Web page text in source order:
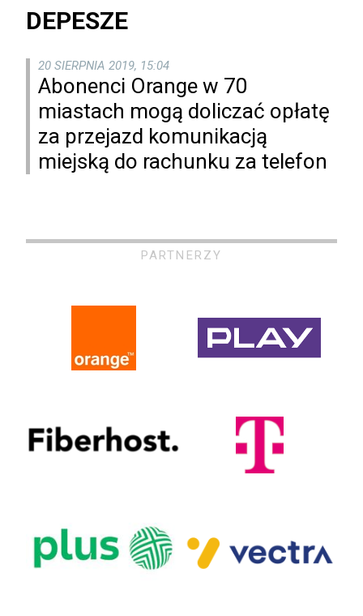
DEPESZE
20 SIERPNIA 2019, 15:04
Abonenci Orange w 70
miastach mogą doliczać opłatę
za przejazd komunikacją
miejską do rachunku za telefon
PARTNERZY